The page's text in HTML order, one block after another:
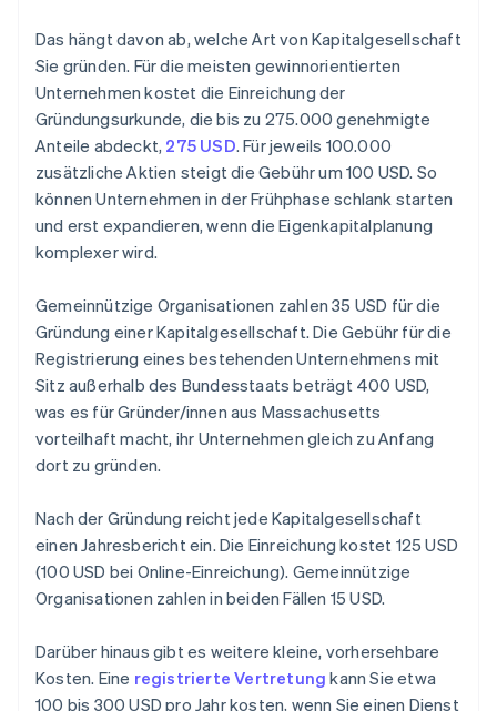
Das hängt davon ab, welche Art von Kapitalgesellschaft
Sie gründen. Für die meisten gewinnorientierten
Unternehmen kostet die Einreichung der
Gründungsurkunde, die bis zu 275.000 genehmigte
Anteile abdeckt, 275 USD. Für jeweils 100.000
zusätzliche Aktien steigt die Gebühr um 100 USD. So
können Unternehmen in der Frühphase schlank starten
und erst expandieren, wenn die Eigenkapitalplanung
komplexer wird.
Gemeinnützige Organisationen zahlen 35 USD für die
Gründung einer Kapitalgesellschaft. Die Gebühr für die
Registrierung eines bestehenden Unternehmens mit
Sitz außerhalb des Bundesstaats beträgt 400 USD,
was es für Gründer/innen aus Massachusetts
vorteilhaft macht, ihr Unternehmen gleich zu Anfang
dort zu gründen.
Nach der Gründung reicht jede Kapitalgesellschaft
einen Jahresbericht ein. Die Einreichung kostet 125 USD
(100 USD bei Online-Einreichung). Gemeinnützige
Organisationen zahlen in beiden Fällen 15 USD.
Darüber hinaus gibt es weitere kleine, vorhersehbare
Kosten. Eine registrierte Vertretung kann Sie etwa
100 bis 300 USD pro Jahr kosten, wenn Sie einen Dienst